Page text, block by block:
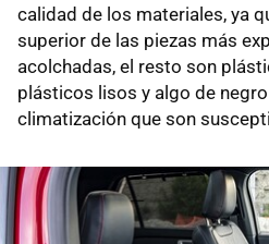
calidad de los materiales, ya
superior de las piezas más
acolchadas, el resto son
plásticos lisos y algo de
climatización que son